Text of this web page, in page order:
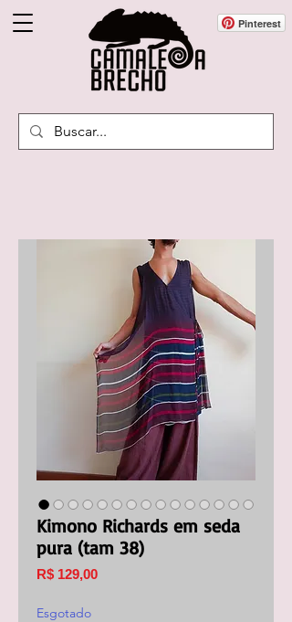
Pinterest
Kimono Richards em seda
pura (tam 38)
R$ 129,00Preço
Esgotado